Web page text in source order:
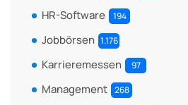
HR-Software 194
Jobbörsen 1.176
Karrieremessen 97
Management 268